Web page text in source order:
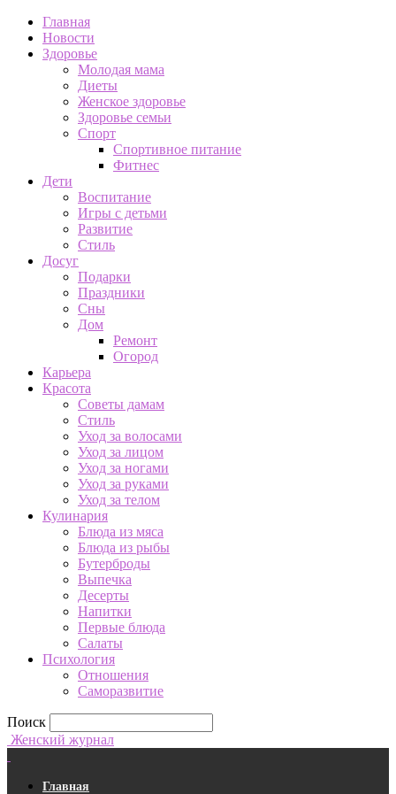
Главная
Новости
Здоровье
Молодая мама
Диеты
Женское здоровье
Здоровье семьи
Спорт
Спортивное питание
Фитнес
Дети
Воспитание
Игры с детьми
Развитие
Стиль
Досуг
Подарки
Праздники
Сны
Дом
Ремонт
Огород
Карьера
Красота
Советы дамам
Стиль
Уход за волосами
Уход за лицом
Уход за ногами
Уход за руками
Уход за телом
Кулинария
Блюда из мяса
Блюда из рыбы
Бутерброды
Выпечка
Десерты
Напитки
Первые блюда
Салаты
Психология
Отношения
Саморазвитие
Поиск
Женский журнал
Главная